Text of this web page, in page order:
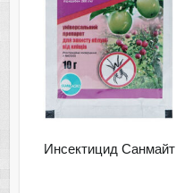
Инсектицид Санмайт